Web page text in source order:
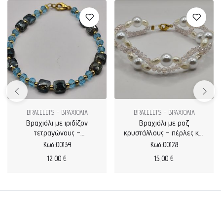
BRACELETS - ΒΡΑΧΙΟΛΙΑ
Βραχιόλι με ιριδίζον
τετραγώνους –
στρογγύλους κρυστάλλους
Κωδ.:00134
12,00 €
BRACELETS - ΒΡΑΧΙΟΛΙΑ
Βραχιόλι με ροζ
κρυστάλλους – πέρλες και
μαργαριτάρια
Κωδ.:00128
15,00 €